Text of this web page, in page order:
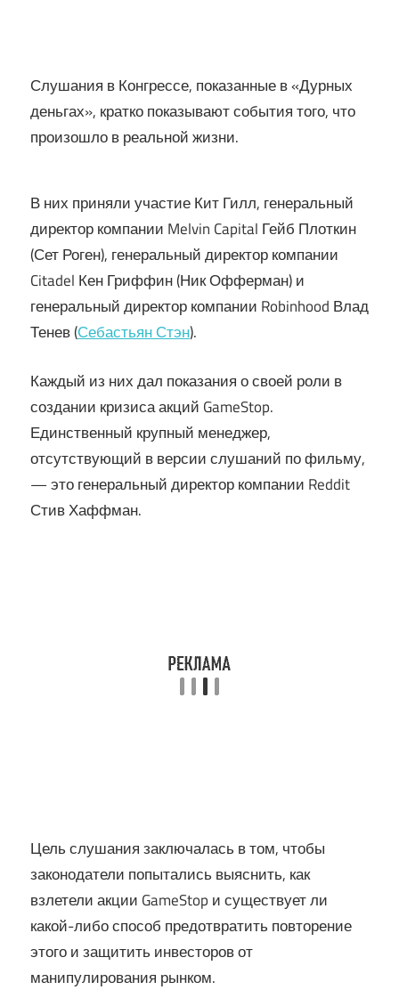
Слушания в Конгрессе, показанные в «Дурных
деньгах», кратко показывают события того, что
произошло в реальной жизни.
В них приняли участие Кит Гилл, генеральный
директор компании Melvin Capital Гейб Плоткин
(Сет Роген), генеральный директор компании
Citadel Кен Гриффин (Ник Офферман) и
генеральный директор компании Robinhood Влад
Тенев (Себастьян Стэн).
Каждый из них дал показания о своей роли в
создании кризиса акций GameStop.
Единственный крупный менеджер,
отсутствующий в версии слушаний по фильму,
— это генеральный директор компании Reddit
Стив Хаффман.
Цель слушания заключалась в том, чтобы
законодатели попытались выяснить, как
взлетели акции GameStop и существует ли
какой-либо способ предотвратить повторение
этого и защитить инвесторов от
манипулирования рынком.